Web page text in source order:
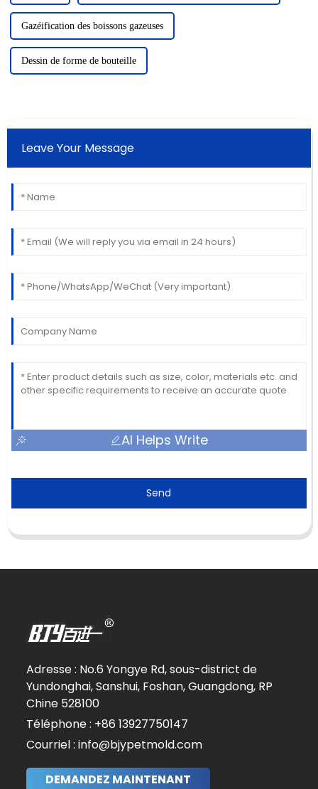
Gazéification des boissons gazeuses
Dessin de forme de bouteille
Leave Your Message
AI Helps Write
Send
Adresse : No.6 Yongye Rd, sous-district de
Yundonghai, Sanshui, Foshan, Guangdong, RP
Chine 528100
Téléphone : +86 13927750147
Courriel : info@bjypetmold.com
DEMANDEZ MAINTENANT